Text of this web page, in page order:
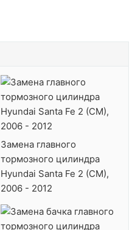
Замена главного
тормозного цилиндра
Hyundai Santa Fe 2 (CM),
2006 - 2012